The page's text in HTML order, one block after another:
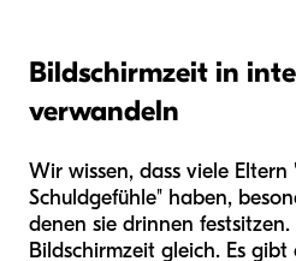
Bildschirmzeit in
verwandeln
Wir wissen, dass viele Eltern
Schuldgefühle" haben,
denen sie drinnen
Bildschirmzeit gleich. Es